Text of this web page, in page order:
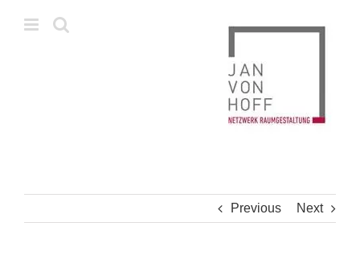
Previous Next